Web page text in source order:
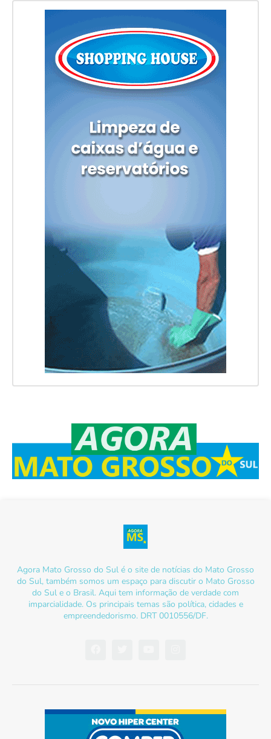
Agora Mato Grosso do Sul é o site de notícias do Mato Grosso
do Sul, também somos um espaço para discutir o Mato Grosso
do Sul e o Brasil. Aqui tem informação de verdade com
imparcialidade. Os principais temas são política, cidades e
empreendedorismo. DRT 0010556/DF.